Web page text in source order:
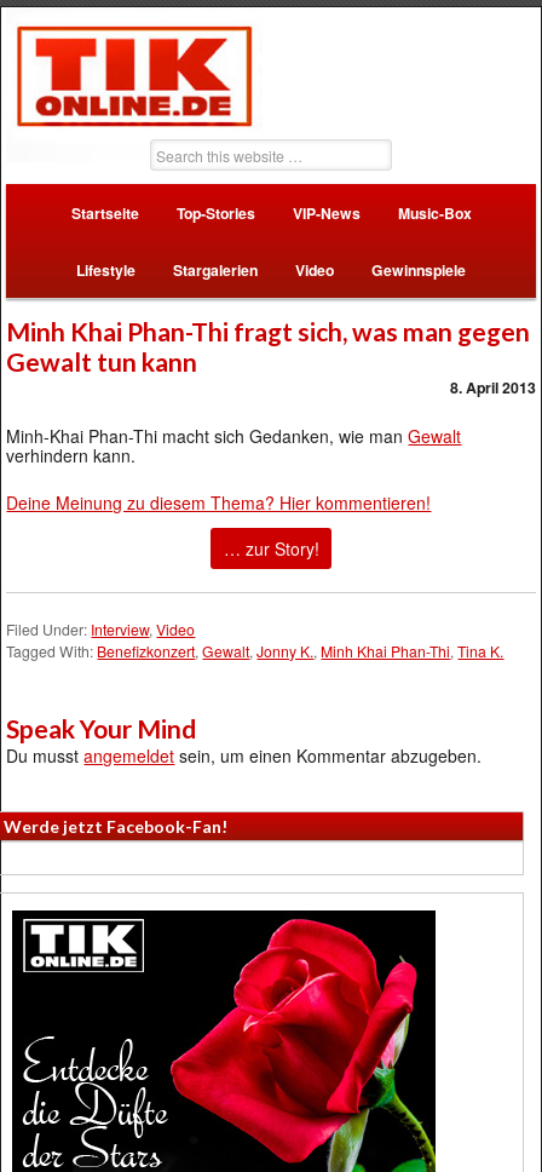
Startseite Top-Stories VIP-News Music-Box
Lifestyle Stargalerien Video Gewinnspiele
Minh Khai Phan-Thi fragt sich, was man gegen
Gewalt tun kann
8. April 2013
Minh-Khai Phan-Thi macht sich Gedanken, wie manGewalt
verhindern kann.
Deine Meinung zu diesem Thema? Hier kommentieren!
… zur Story!
Filed Under: Interview,Video
Tagged With: Benefizkonzert,Gewalt,Jonny K., Minh Khai Phan-Thi,Tina K.
Speak Your Mind
Du musstangemeldet sein, um einen Kommentar abzugeben.
Werde jetzt Facebook-Fan!